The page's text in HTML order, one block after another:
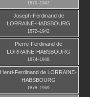
1870–1947
Joseph-Ferdinandde
LORRAINE-HABSBOURG
1872–1942
Pierre-Ferdinand de
LORRAINE-HABSBOURG
1874–1948
Henri-Ferdinand de LORRAINE-
HABSBOURG
1878–1969